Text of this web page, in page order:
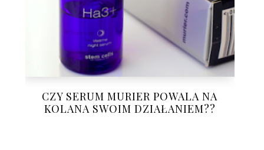
CZY SERUM MURIER POWALA NA
KOLANA SWOIM DZIAŁANIEM??